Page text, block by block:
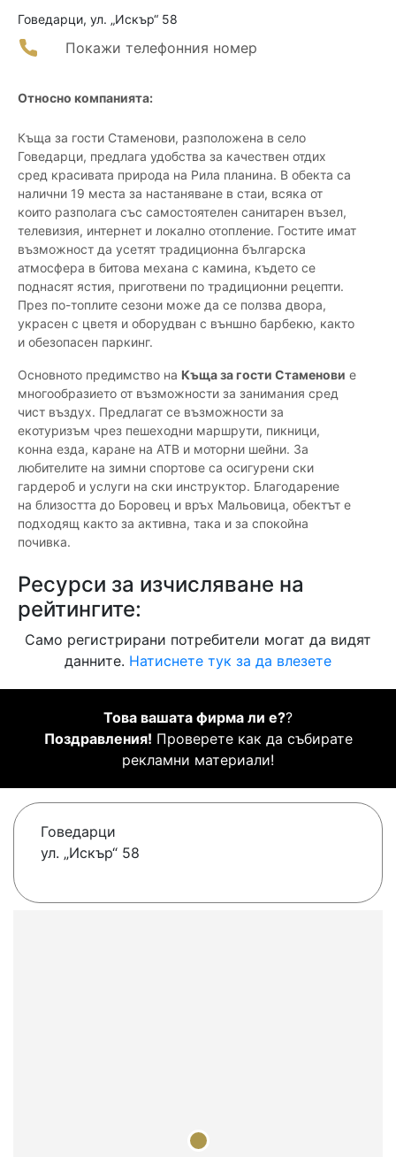
Говедарци, ул. „Искър“ 58
Покажи телефонния номер
Относно компанията:
Къща за гости Стаменови, разположена в село
Говедарци, предлага удобства за качествен отдих
сред красивата природа на Рила планина. В обекта са
налични 19 места за настаняване в стаи, всяка от
които разполага със самостоятелен санитарен възел,
телевизия, интернет и локално отопление. Гостите имат
възможност да усетят традиционна българска
атмосфера в битова механа с камина, където се
поднасят ястия, приготвени по традиционни рецепти.
През по-топлите сезони може да се ползва двора,
украсен с цветя и оборудван с външно барбекю, както
и обезопасен паркинг.
Основното предимство на Къща за гости Стаменови е
многообразието от възможности за занимания сред
чист въздух. Предлагат се възможности за
екотуризъм чрез пешеходни маршрути, пикници,
конна езда, каране на АТВ и моторни шейни. За
любителите на зимни спортове са осигурени ски
гардероб и услуги на ски инструктор. Благодарение
на близостта до Боровец и връх Мальовица, обектът е
подходящ както за активна, така и за спокойна
почивка.
Ресурси за изчисляване на
рейтингите:
Само регистрирани потребители могат да видят
данните. Натиснете тук за да влезете
Това вашата фирма ли е??
Поздравления! Проверете как да събирате
рекламни материали!
Говедарци
ул. „Искър“ 58